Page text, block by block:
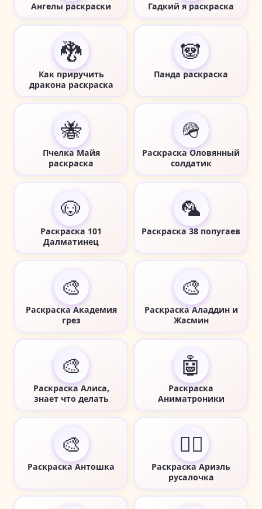
Ангелы раскраски Гадкий я раскраска
🐉
Как приручить
дракона раскраска
🐼
Панда раскраска
🐝
Пчелка Майя
раскраска
🪖
Раскраска Оловянный
солдатик
🐶
Раскраска 101
Далматинец
🦜
Раскраска 38 попугаев
🎨
Раскраска Академия
грез
🎨
Раскраска Аладдин и
Жасмин
🎨
Раскраска Алиса,
знает что делать
🤖
Раскраска
Аниматроники
🎨
Раскраска Антошка
🧜‍♀️
Раскраска Ариэль
русалочка